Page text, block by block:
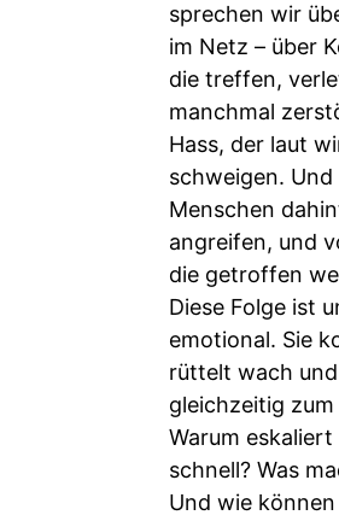
sprechen wir
im Netz – über
die treffen,
manchmal
Hass, der laut
schweigen. Und
Menschen
angreifen, und
die getroffen
Diese Folge ist
emotional. Sie
rüttelt wach
gleichzeitig
Warum eskaliert
schnell? Was
Und wie